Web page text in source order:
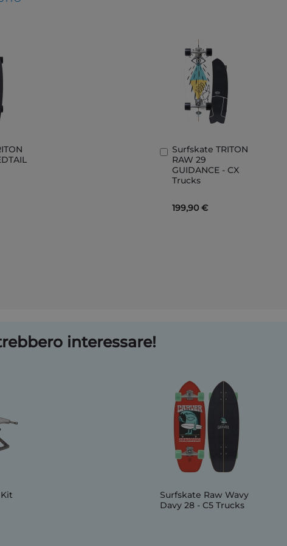
Surfskate TRITON
RAW 29
GUIDANCE - CX
Trucks
199,90 €
Aggiungi
al
Carrello
interessare!
Kit
Surfskate Raw Wavy
Davy 28 - C5 Trucks